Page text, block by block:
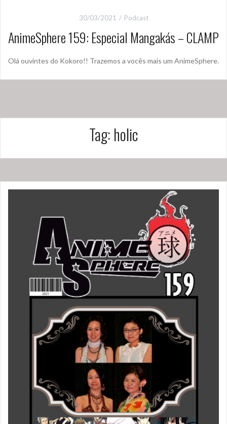
30/03/2021 Podcast
AnimeSphere 159: Especial Mangakás – CLAMP
Olá ouvintes do Kokoro!! Trazemos a vocês mais um AnimeSphere.
Tag: holic